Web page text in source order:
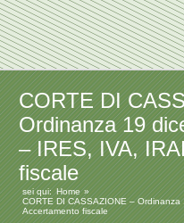
CORTE DI
Ordinanza 19
– IRES, IVA,
fiscale
sei qui: Home
CORTE DI CASSAZIONE –
Accertamento fiscale